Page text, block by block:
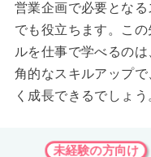
営業企画で必要とな
でも役立ちます。こ
ルを仕事で学べるの
角的なスキルアップ
く成長できるでしょう
未経験の方向け